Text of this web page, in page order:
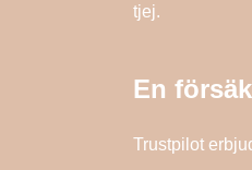
tjej.
En
Trustpilot